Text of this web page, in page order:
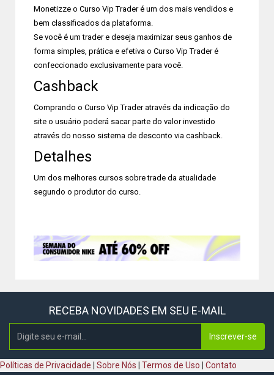
Monetizze o Curso Vip Trader é um dos mais vendidos e
bem classificados da plataforma.
Se você é um trader e deseja maximizar seus ganhos de
forma simples, prática e efetiva o Curso Vip Trader é
confeccionado exclusivamente para você.
Cashback
Comprando o Curso Vip Trader através da indicação do
site o usuário poderá sacar parte do valor investido
através do nosso sistema de desconto via cashback.
Detalhes
Um dos melhores cursos sobre trade da atualidade
segundo o produtor do curso.
RECEBA NOVIDADES EM SEU E-MAIL
Inscrever-se
Políticas de Privacidade Sobre Nós Termos de Uso Contato